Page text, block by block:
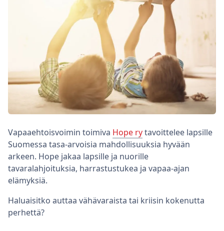
Vapaaehtoisvoimin toimiva Hope rytavoittelee lapsille
Suomessa tasa-arvoisia mahdollisuuksia hyvään
arkeen. Hope jakaa lapsille ja nuorille
tavaralahjoituksia, harrastustukea ja vapaa-ajan
elämyksiä.
Haluaisitko auttaa vähävaraista tai kriisin kokenutta
perhettä?